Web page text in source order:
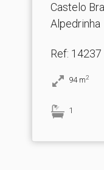
Castelo
Alpedrinha
Ref: 14237
94 m2
1